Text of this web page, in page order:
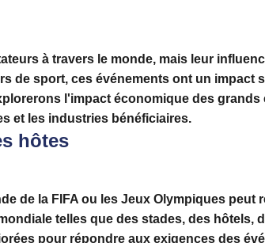
à travers le monde, mais leur
de sport, ces événements ont un impact
l'impact économique des grands
et les industries bénéficiaires.
hôtes
de la FIFA ou les Jeux Olympiques peut
telles que des stades, des hôtels,
pour répondre aux exigences des